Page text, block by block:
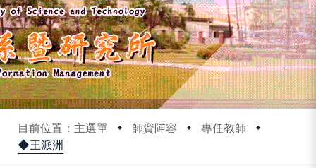
目前位置：主選單 師資陣容
專任教師
◆王派洲